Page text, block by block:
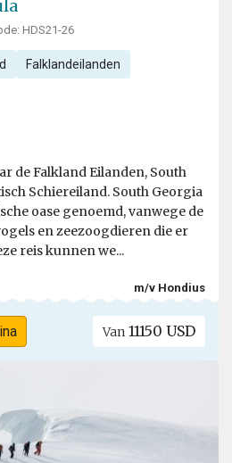
HDS21-26
Falklandeilanden
de Falkland Eilanden, South
Schiereiland. South Georgia
oase genoemd, vanwege de
en zeezoogdieren die er
reis kunnen we...
m/v Hondius
Van 11150 USD